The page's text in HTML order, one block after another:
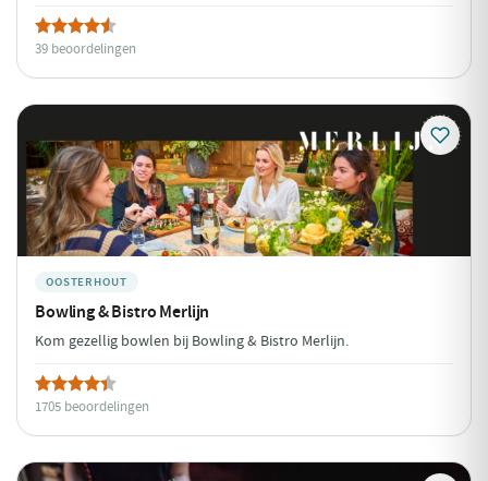
39 beoordelingen
OOSTERHOUT
Bowling & Bistro Merlijn
Kom gezellig bowlen bij Bowling & Bistro Merlijn.
1705 beoordelingen